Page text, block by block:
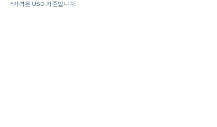
*가격은 USD 기준입니다.